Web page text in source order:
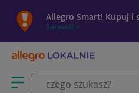
Allegro Smart! Kupuj i
Sprawdź »
Otwórz menu z kategoriami